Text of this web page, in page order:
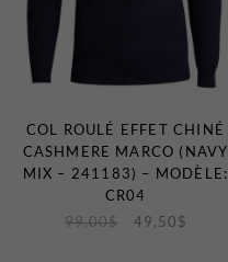
Bas
Ceintures et Bretelles
Chaussures
Foulards et Chapeaux
Gants
Pochettes
COL ROULÉ EFFET CHINÉ
CASHMERE MARCO (NAVY
MIX – 241183) – MODÈLE:
CR04
99,00$ 49,50 $